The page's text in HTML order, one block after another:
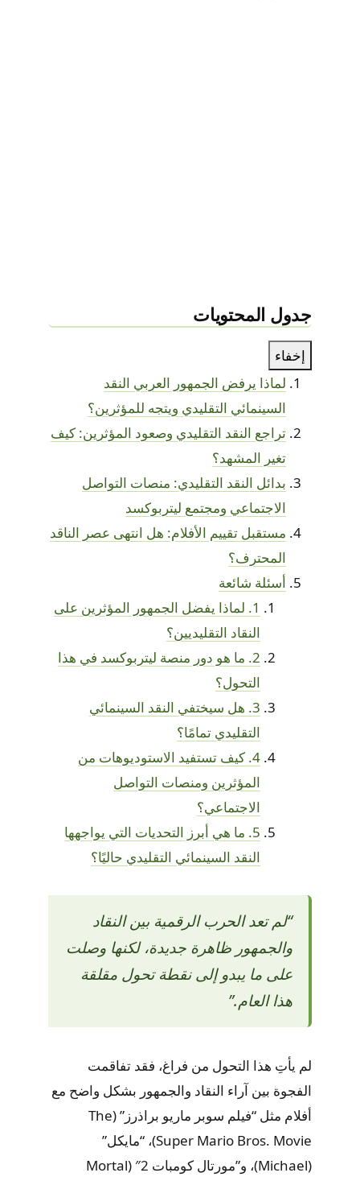
جدول المحتويات
إخفاء
لماذا يرفض الجمهور العربي النقد
السينمائي التقليدي ويتجه للمؤثرين؟
تراجع النقد التقليدي وصعود المؤثرين: كيف
تغير المشهد؟
بدائل النقد التقليدي: منصات التواصل
الاجتماعي ومجتمع ليتربوكسد
مستقبل تقييم الأفلام: هل انتهى عصر الناقد
المحترف؟
أسئلة شائعة
1. لماذا يفضل الجمهور المؤثرين على
النقاد التقليديين؟
2. ما هو دور منصة ليتربوكسد في هذا
التحول؟
3. هل سيختفي النقد السينمائي
التقليدي تمامًا؟
4. كيف تستفيد الاستوديوهات من
المؤثرين ومنصات التواصل
الاجتماعي؟
5. ما هي أبرز التحديات التي يواجهها
النقد السينمائي التقليدي حاليًا؟
“لم تعد الحرب الرقمية بين النقاد
والجمهور ظاهرة جديدة، لكنها وصلت
على ما يبدو إلى نقطة تحول مقلقة
هذا العام.”
لم يأتِ هذا التحول من فراغ، فقد تفاقمت
الفجوة بين آراء النقاد والجمهور بشكل واضح مع
أفلام مثل “فيلم سوبر ماريو براذرز” (The
Super Mario Bros. Movie)، “مايكل”
(Michael)، و”مورتال كومبات 2″ (Mortal